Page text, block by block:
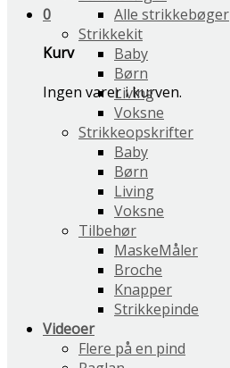
0
Kurv
Ingen varer i kurven.
Alle strikkebøger
Strikkekit
Baby
Børn
Living
Voksne
Strikkeopskrifter
Baby
Børn
Living
Voksne
Tilbehør
MaskeMåler
Broche
Knapper
Strikkepinde
Videoer
Flere på en pind